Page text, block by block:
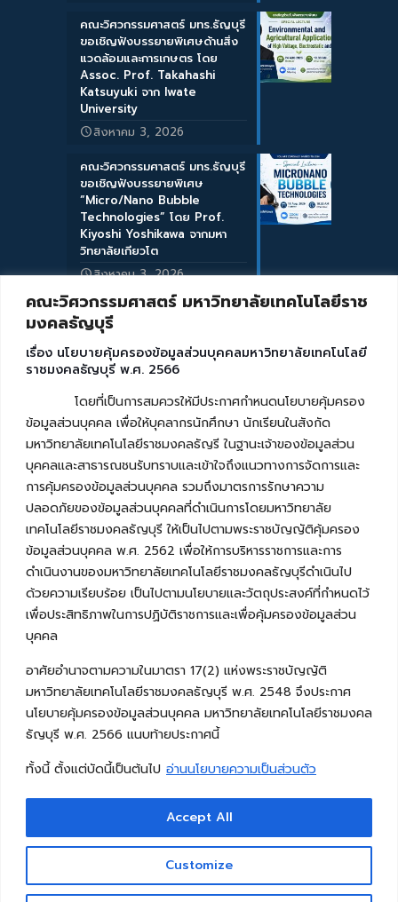
คณะวิศวกรรมศาสตร์ มหาวิทยาลัยเทคโนโลยีราช
มงคลธัญบุรี
เรื่อง นโยบายคุ้มครองข้อมูลส่วนบุคคลมหาวิทยาลัยเทคโนโลยี
ราชมงคลธัญบุรี พ.ศ. 2566
โดยที่เป็นการสมควรให้มีประกาศกำหนดนโยบายคุ้มครอง
ข้อมูลส่วนบุคคล เพื่อให้บุคลากรนักศึกษา นักเรียนในสังกัด
มหาวิทยาลัยเทคโนโลยีราชมงคลธัญรี ในฐานะเจ้าของข้อมูลส่วน
บุคคลและสาธารณชนรับทราบและเข้าใจถึงแนวทางการจัดการและ
การคุ้มครองข้อมูลส่วนบุคคล รวมถึงมาตรการรักษาความ
ปลอดภัยของข้อมูลส่วนบุคคลที่ดำเนินการโดยมหาวิทยาลัย
เทคโนโลยีราชมงคลธัญบุรี ให้เป็นไปตามพระราชบัญญัติคุ้มครอง
ข้อมูลส่วนบุคคล พ.ศ. 2562 เพื่อให้การบริหารราชการและการ
ดำเนินงานของมหาวิทยาลัยเทคโนโลยีราชมงคลธัญบุรีดำเนินไป
ด้วยความเรียบร้อย เป็นไปตามนโยบายและวัตถุประสงค์ที่กำหนดไว้
เพื่อประสิทธิภาพในการปฏิบัติราชการและเพื่อคุ้มครองข้อมูลส่วน
บุคคล
อาศัยอำนาจตามความในมาตรา 17(2) แห่งพระราชบัญญัติ
มหาวิทยาลัยเทคโนโลยีราชมงคลธัญบุรี พ.ศ. 2548 จึงประกาศ
นโยบายคุ้มครองข้อมูลส่วนบุคคล มหาวิทยาลัยเทคโนโลยีราชมงคล
ธัญบุรี พ.ศ. 2566 แนบท้ายประกาศนี้
ทั้งนี้ ตั้งแต่บัดนี้เป็นต้นไป อ่านนโยบายความเป็นส่วนตัว
Customize
Accept All
คณะวิศวกรรมศาสตร์ มทร.ธัญบุรี
ขอเชิญฟังบรรยายพิเศษด้านสิ่ง
แวดล้อมและการเกษตร โดย
Assoc. Prof. Takahashi
Katsuyuki จาก Iwate
University
สิงหาคม 3, 2026
คณะวิศวกรรมศาสตร์ มทร.ธัญบุรี
ขอเชิญฟังบรรยายพิเศษ
“Micro/Nano Bubble
Technologies” โดย Prof.
Kiyoshi Yoshikawa จากมหา
วิทยาลัยเกียวโต
สิงหาคม 3, 2026
Copyright © 2026 คณะวิศวกรรมศาสตร์ มหาวิทยาลัย
เทคโนโลยีราชมงคลธัญบุรี